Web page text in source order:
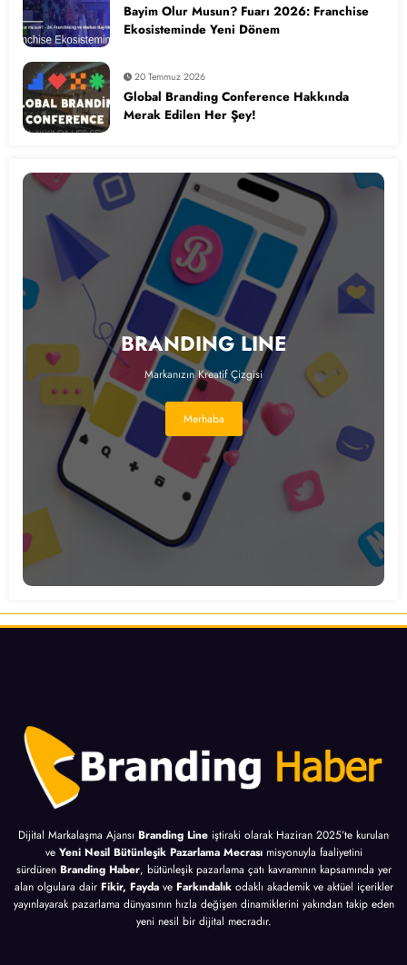
Bayim Olur Musun? Fuarı 2026: Franchise
Ekosisteminde Yeni Dönem
20 Temmuz 2026
Global Branding Conference Hakkında
Merak Edilen Her Şey!
BRANDING LINE
Markanızın Kreatif Çizgisi
Merhaba
Dijital Markalaşma Ajansı Branding Line iştiraki olarak Haziran 2025’te kurulan
ve Yeni Nesil Bütünleşik Pazarlama Mecrası misyonuyla faaliyetini
sürdüren Branding Haber, bütünleşik pazarlama çatı kavramının kapsamında yer
alan olgulara dair Fikir, Fayda ve Farkındalık odaklı akademik ve aktüel içerikler
yayınlayarak pazarlama dünyasının hızla değişen dinamiklerini yakından takip eden
yeni nesil bir dijital mecradır.